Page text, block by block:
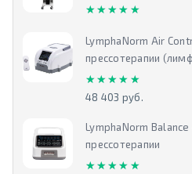
★★★★★
★★★★★
LymphaNorm Air
прессотерапии
★★★★★
★★★★★
48 403 руб.
LymphaNorm
прессотерапии
★★★★★
★★★★★